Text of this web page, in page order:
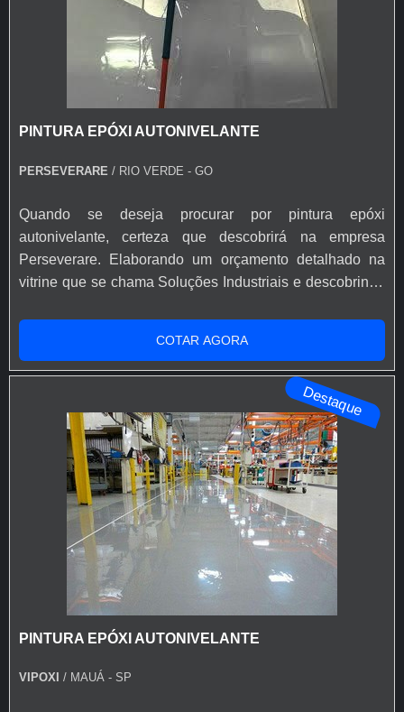
PINTURA EPÓXI AUTONIVELANTE
PERSEVERARE / RIO VERDE - GO
Quando se deseja procurar por pintura epóxi
autonivelante, certeza que descobrirá na empresa
Perseverare. Elaborando um orçamento detalhado na
vitrine que se chama Soluções Industriais e descobrindo
que o serviço deve sempre ser prestado por empresas
especializadas no segmento. Esse tipo de cuidado ajuda
a garantir a qualidade e assertividade do serviço, além
COTAR AGORA
Destaque
PINTURA EPÓXI AUTONIVELANTE
VIPOXI / MAUÁ - SP